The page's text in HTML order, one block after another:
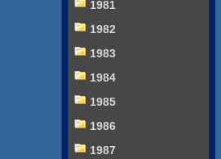
1981
1982
1983
1984
1985
1986
1987